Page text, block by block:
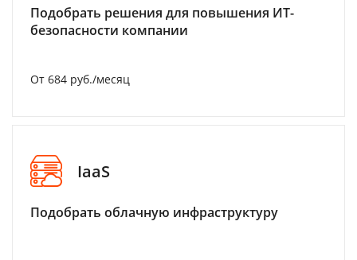
Подобрать решения для повышения ИТ-
безопасности компании
От 684 руб./месяц
IaaS
Подобрать облачную инфраструктуру